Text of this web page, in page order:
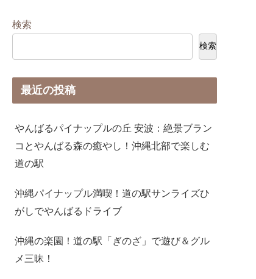
検索
検索
最近の投稿
やんばるパイナップルの丘 安波：絶景ブラン
コとやんばる森の癒やし！沖縄北部で楽しむ
道の駅
沖縄パイナップル満喫！道の駅サンライズひ
がしでやんばるドライブ
沖縄の楽園！道の駅「ぎのざ」で遊び＆グル
メ三昧！